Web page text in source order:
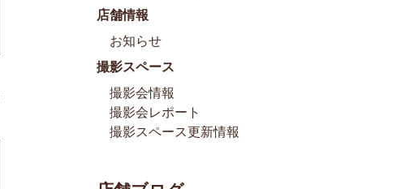
店舗情報
お知らせ
撮影スペース
撮影会情報
撮影会レポート
撮影スペース更新情報